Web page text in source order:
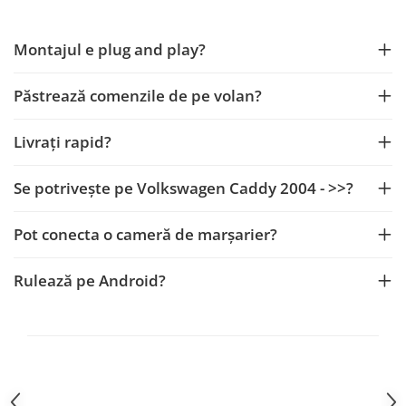
Honda
Citroen
Isuzu
Chrysler
Rame adaptoare Nissan
Rame adaptoare Fiat
Rame adaptoare Hyundai
Rame adaptoare Chevrolet
Montajul e plug and play?
Păstrează comenzile de pe volan?
Livrați rapid?
Se potrivește pe Volkswagen Caddy 2004 - >>?
Pot conecta o cameră de marșarier?
Rulează pe Android?